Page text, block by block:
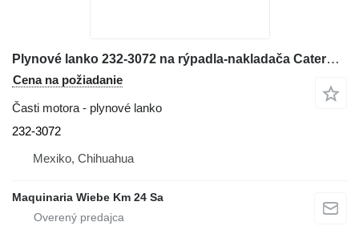
Plynové lanko 232-3072 na rýpadla-nakladača Caterpillar 416E
Cena na požiadanie
Časti motora - plynové lanko
232-3072
Mexiko, Chihuahua
Maquinaria Wiebe Km 24 Sa